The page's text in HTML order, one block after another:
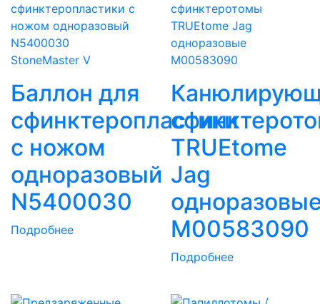
StoneMaster V
Баллон для
сфинктеропластики
с ножом
одноразовый
N5400030
Подробнее
TRUEtome
Jag
M00583090
Подробнее